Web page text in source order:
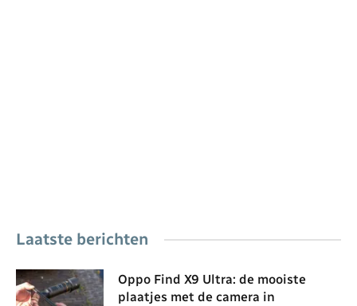
Laatste berichten
Oppo Find X9 Ultra: de mooiste
plaatjes met de camera in